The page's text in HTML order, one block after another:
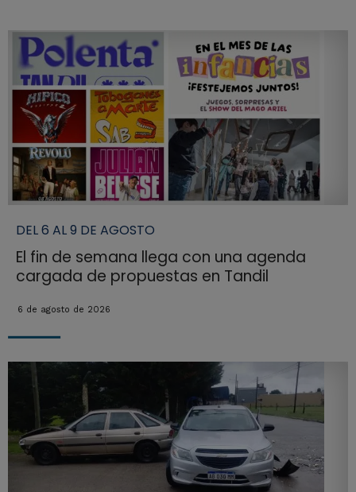
DEL 6 AL 9 DE AGOSTO
El fin de semana llega con una agenda
cargada de propuestas en Tandil
6 de agosto de 2026